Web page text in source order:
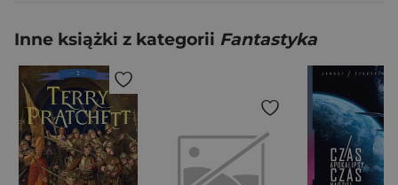
Inne książki z kategorii Fantastyka